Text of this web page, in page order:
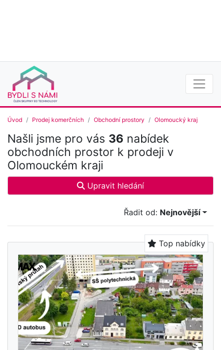
Úvod Prodej komerčních Obchodní prostory Olomoucký kraj
Našli jsme pro vás 36 nabídek
obchodních prostor k prodeji v
Olomouckém kraji
Upravit hledání
Řadit od: Nejnovější
Top nabídky